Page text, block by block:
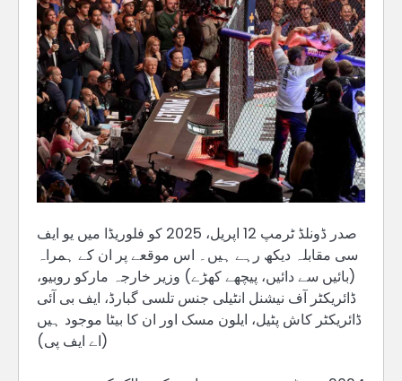
صدر ڈونلڈ ٹرمپ 12 اپریل، 2025 کو فلوریڈا میں یو ایف
سی مقابلہ دیکھ رہے ہیں۔ اس موقعے پر ان کے ہمراہ
(بائیں سے دائیں، پیچھے کھڑے) وزیر خارجہ مارکو روبیو،
ڈائریکٹر آف نیشنل انٹیلی جنس تلسی گبارڈ، ایف بی آئی
ڈائریکٹر کاش پٹیل، ایلون مسک اور ان کا بیٹا موجود ہیں
(اے ایف پی)